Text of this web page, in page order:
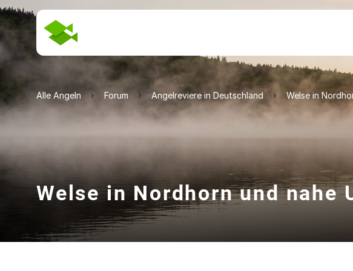
Alle Angeln Forum Angelreviere in Deutschland Welse in
Welse in Nordhorn und nahe